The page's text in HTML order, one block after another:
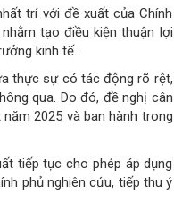
trí với đề xuất của Chính
tạo điều kiện thuận lợi
kinh tế.
thực sự có tác động rõ rệt,
qua. Do đó, đề nghị cân
2025 và ban hành trong
tiếp tục cho phép áp dụng
phủ nghiên cứu, tiếp thu ý